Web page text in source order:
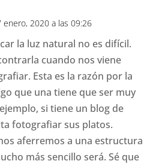
enero, 2020 a las 09:26
la luz natural no es difícil.
cuando nos viene
Esta es la razón por la
que una tiene que ser muy
si tiene un blog de
fotografiar sus platos.
aferremos a una estructura
más sencillo será. Sé que